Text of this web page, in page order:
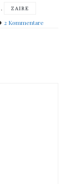
, ZAIRE
2 Kommentarezu